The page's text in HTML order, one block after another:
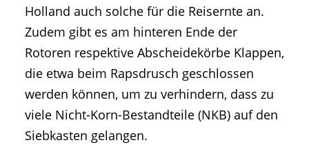
Holland auch solche für die Reisernte an.
Zudem gibt es am hinteren Ende der
Rotoren respektive Abscheidekörbe Klappen,
die etwa beim Rapsdrusch geschlossen
werden können, um zu verhindern, dass zu
viele Nicht-Korn-Bestandteile (NKB) auf den
Siebkasten gelangen.